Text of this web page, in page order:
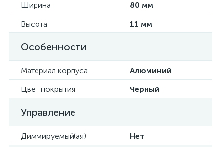
Ширина
80 мм
Высота
11 мм
Особенности
Материал корпуса
Алюминий
Цвет покрытия
Черный
Управление
Диммируемый(ая) Нет